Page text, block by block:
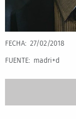
FECHA
27/02/2018
FUENTE
madri+d